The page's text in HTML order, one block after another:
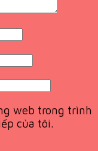
web trong trình
của tôi.